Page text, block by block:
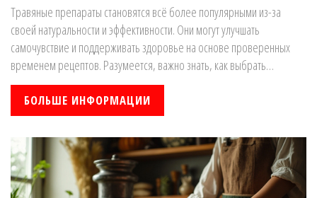
Травяные препараты становятся всё более популярными из-за
своей натуральности и эффективности. Они могут улучшать
самочувствие и поддерживать здоровье на основе проверенных
временем рецептов. Разумеется, важно знать, как выбрать
качественные биодобавки на основе трав и на что обратить
внимание при их покупке. В статье рассматриваются различные виды
травяных препаратов, их пользу и способы применения. Также
представлены советы по выбору и использованию подобных
средств.
БОЛЬШЕ ИНФОРМАЦИИ